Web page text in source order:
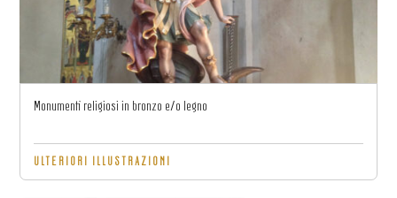
Monumenti religiosi in bronzo e/o legno
ULTERIORI ILLUSTRAZIONI